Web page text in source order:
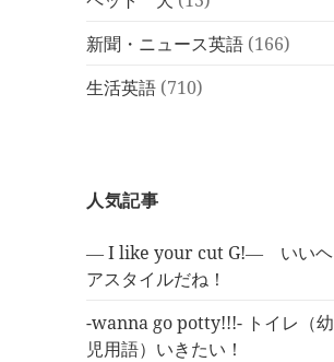
新聞・ニュース英語 (166)
生活英語 (710)
人気記事
― I like your cut G!― いいヘ
アスタイルだね！
-wanna go potty!!!- トイレ（幼
児用語）いきたい！